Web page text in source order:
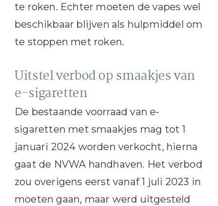
te roken. Echter moeten de vapes wel
beschikbaar blijven als hulpmiddel om
te stoppen met roken.
Uitstel verbod op smaakjes van
e-sigaretten
De bestaande voorraad van e-
sigaretten met smaakjes mag tot 1
januari 2024 worden verkocht, hierna
gaat de NVWA handhaven. Het verbod
zou overigens eerst vanaf 1 juli 2023 in
moeten gaan, maar werd uitgesteld